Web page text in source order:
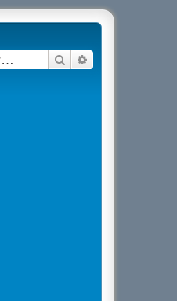
Rechercher